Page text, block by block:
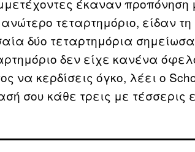
έκαναν προπόνηση
τεταρτημόριο, είδαν
δύο τεταρτημόρια
δεν είχε κανένα
να κερδίσεις όγκο, λέει ο
σου κάθε τρεις με τέσσερις